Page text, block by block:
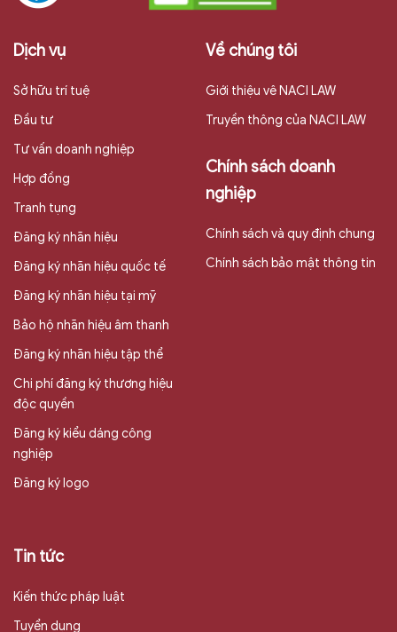
Dịch vụ
Sở hữu trí tuệ
Đầu tư
Tư vấn doanh nghiệp
Hợp đồng
Tranh tụng
Đăng ký nhãn hiệu
Đăng ký nhãn hiệu quốc tế
Đăng ký nhãn hiệu tại mỹ
Bảo hộ nhãn hiệu âm thanh
Đăng ký nhãn hiệu tập thể
Chi phí đăng ký thương hiệu
độc quyền
Đăng ký kiểu dáng công
nghiệp
Đăng ký logo
Về chúng tôi
Giới thiệu vê NACI LAW
Truyền thông của NACI LAW
Chính sách doanh
nghiệp
Chính sách và quy định chung
Chính sách bảo mật thông tin
Tin tức
Kiến thức pháp luật
Tuyển dụng